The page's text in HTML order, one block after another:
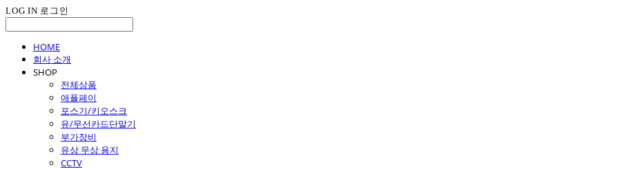
LOG IN 로그인
HOME
회사 소개
SHOP
전체상품
애플페이
포스기/키오스크
유/무선카드단말기
부가장비
유상 무상 용지
CCTV